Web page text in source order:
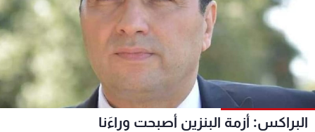
البراكس: أزمة البنزين أصبحت وراءَنا